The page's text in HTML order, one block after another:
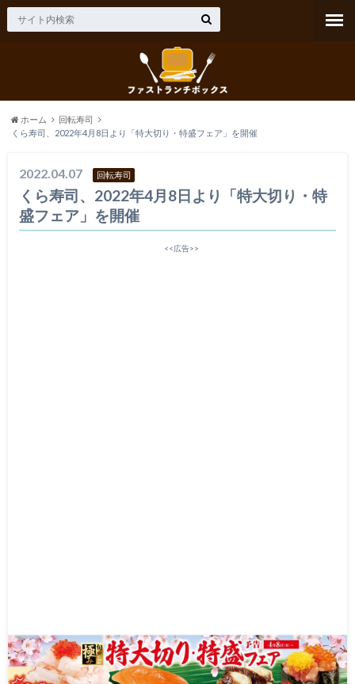
ホーム
回転寿司
くら寿司、2022年4月8日より「特大切り・特盛フェア」を開催
2022.04.07 回転寿司
くら寿司、2022年4月8日より「特大切り・特
盛フェア」を開催
<<広告>>